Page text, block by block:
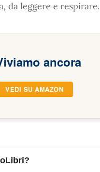
da leggere e respirare.
ancora
VEDI SU AMAZON